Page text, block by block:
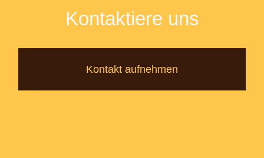
Kontaktiere uns
Kontakt aufnehmen